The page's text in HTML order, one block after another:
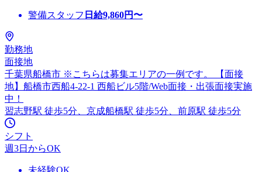
警備スタッフ 日給9,860円〜
勤務地
面接地
千葉県船橋市 ※こちらは募集エリアの一例です。 【面接
地】船橋市西船4-22-1 西船ビル5階/Web面接・出張面接実施
中！
習志野駅 徒歩5分、京成船橋駅 徒歩5分、前原駅 徒歩5分
シフト
週3日からOK
未経験OK